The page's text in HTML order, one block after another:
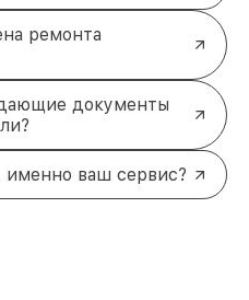
ремонта
документы
именно ваш сервис?